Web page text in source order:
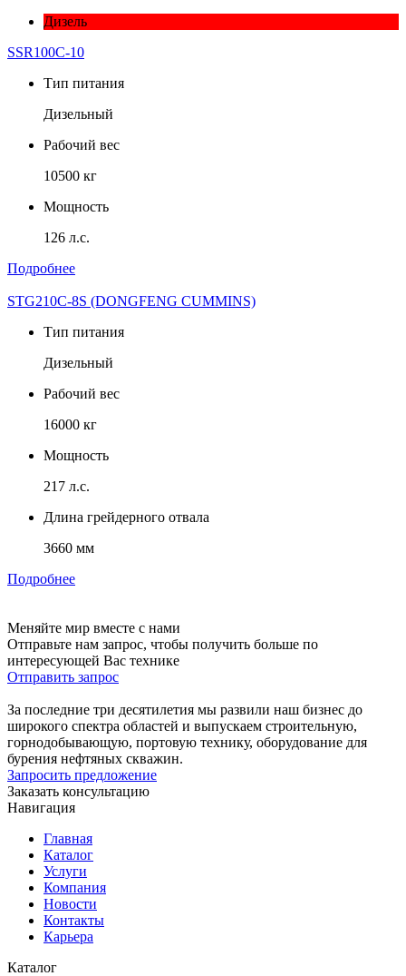
Дизель
SSR100C-10
Тип питания
Дизельный
Рабочий вес
10500 кг
Мощность
126 л.с.
Подробнее
STG210C-8S (DONGFENG CUMMINS)
Тип питания
Дизельный
Рабочий вес
16000 кг
Мощность
217 л.с.
Длина грейдерного отвала
3660 мм
Подробнее
Меняйте мир вместе с нами
Отправьте нам запрос, чтобы получить больше по
интересующей Вас технике
Отправить запрос
За последние три десятилетия мы развили наш бизнес до
широкого спектра областей и выпускаем строительную,
горнодобывающую, портовую технику, оборудование для
бурения нефтяных скважин.
Запросить предложение
Заказать консультацию
Навигация
Главная
Каталог
Услуги
Компания
Новости
Контакты
Карьера
Каталог